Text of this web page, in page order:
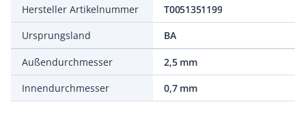
Hersteller Artikelnummer
T0051351199
Ursprungsland
BA
Außendurchmesser
2,5 mm
Innendurchmesser
0,7 mm